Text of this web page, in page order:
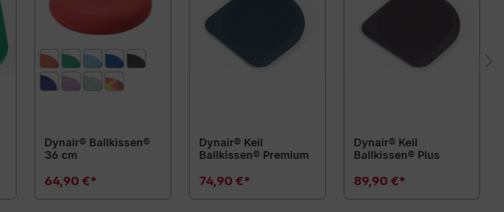
Dynair® Ballkissen®
36 cm
64,90 €*
Dynair® Keil
Ballkissen® Premium
74,90 €*
Dynair® Keil
Ballkissen® Plus
89,90 €*